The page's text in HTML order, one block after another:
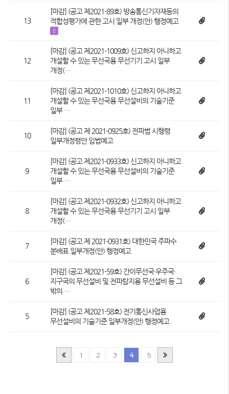
13
[마감] (공고 제2021-89호) 방송통신기자재등의
적합성평가에 관한 고시 일부 개정(안) 행정예고
12
[마감] (공고 제2021-1009호) 신고하지 아니하고
개설할 수 있는 무선국용 무선기기 고시 일부
개정(…
11
[마감] (공고 제2021-1010호) 신고하지 아니하고
개설할 수 있는 무선국용 무선설비의 기술기준
일부 …
10
[마감] (공고 제 2021-0925호) 전파법 시행령
일부개정령안 입법예고
9
[마감] (공고 제2021-0933호) 신고하지 아니하고
개설할 수 있는 무선국용 무선설비의 기술기준
일부 …
8
[마감] (공고 제2021-0932호) 신고하지 아니하고
개설할 수 있는 무선국용 무선기기 고시 일부
개정(…
7
[마감] (공고 제 2021-0931호) 대한민국 주파수
분배표 일부개정(안) 행정예고
6
[마감] (공고 제2021-59호) 간이무선국·우주국·
지구국의 무선설비 및 전파탐지용 무선설비 등 그
밖의 …
5
[마감] (공고 제2021-58호) 전기통신사업용
무선설비의 기술기준 일부개정(안) 행정예고
1 2 3 4 5